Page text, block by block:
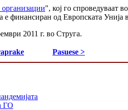
", кој го спроведуваат
финансиран од Европската
2011 г. во Струга.
Pasuese >
ГО